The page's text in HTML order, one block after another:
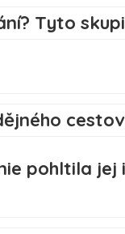
pohltila jej